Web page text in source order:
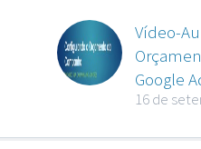
Vídeo-
Google
16 de